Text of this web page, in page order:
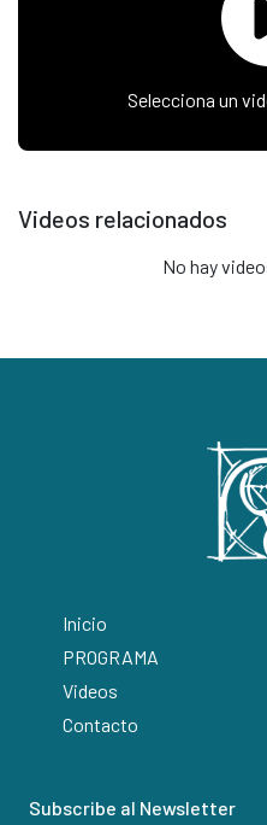
Selecciona un
Videos relacionados
No hay
Inicio
PROGRAMA
Videos
Contacto
Subscribe al Newsletter